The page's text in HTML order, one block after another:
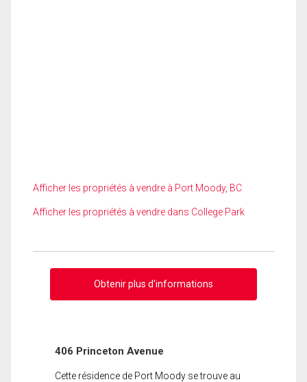
Afficher les propriétés à vendre à Port Moody, BC
Afficher les propriétés à vendre dans College Park
Obtenir plus d'informations
406 Princeton Avenue
Cette résidence de Port Moody se trouve au